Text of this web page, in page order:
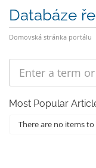
Databáze
Domovská stránka portálu
Most Popular
There are no items to